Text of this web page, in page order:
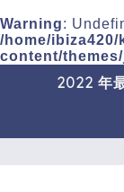
Warning:
/home/
content/
2022 年